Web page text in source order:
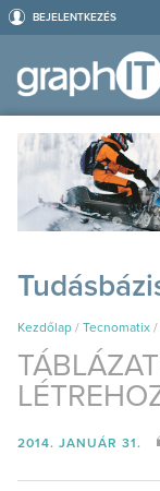
BEJELENTKEZÉS
Kezdőlap / Tecnomatix /
2014. JANUÁR 31.